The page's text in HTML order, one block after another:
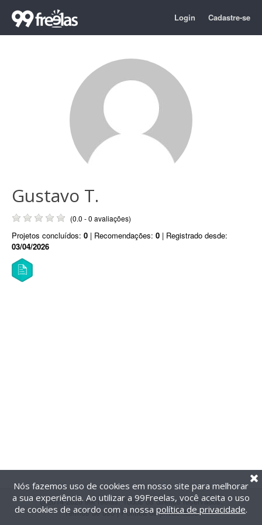
Login Cadastre-se
Gustavo T.
(0.0 - 0 avaliações)
Projetos concluídos: 0 | Recomendações: 0 | Registrado desde:
03/04/2026
@2014-2026 99Freelas. Todos os direitos reservados.
Termos de uso| Política de privacidade
Nós fazemos uso de cookies em nosso site para melhorar
a sua experiência. Ao utilizar a 99Freelas, você aceita o uso
de cookies de acordo com a nossa política de privacidade.